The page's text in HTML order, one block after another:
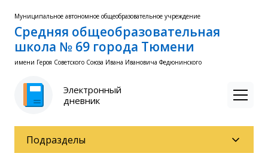
Муниципальное автономное общеобразовательное учреждение
Средняя общеобразовательная
школа № 69 города Тюмени
имени Героя Советского Союза Ивана Ивановича Федюнинского
Электронный
дневник
Подразделы